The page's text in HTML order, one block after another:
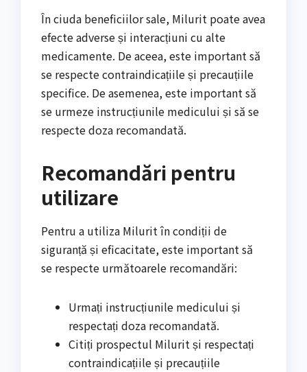
În ciuda beneficiilor sale, Milurit poate avea
efecte adverse și interacțiuni cu alte
medicamente. De aceea, este important să
se respecte contraindicațiile și precauțiile
specifice. De asemenea, este important să
se urmeze instrucțiunile medicului și să se
respecte doza recomandată.
Recomandări pentru
utilizare
Pentru a utiliza Milurit în condiții de
siguranță și eficacitate, este important să
se respecte următoarele recomandări:
Urmați instrucțiunile medicului și
respectați doza recomandată.
Citiți prospectul Milurit și respectați
contraindicațiile și precauțiile